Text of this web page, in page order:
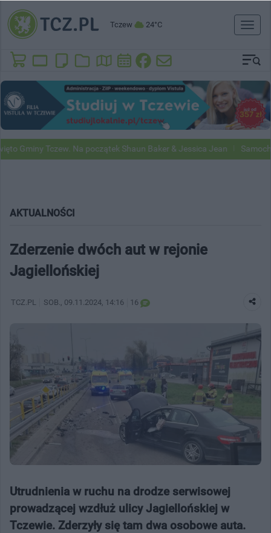
Tczew 24°C
Toggle
Tczew. Na początek Shaun Baker & Jessica Jean Samochody
AKTUALNOŚCI
Zderzenie dwóch aut w rejonie
Jagiellońskiej
TCZ.PL SOB. , 09.11.2024, 14:16 16
Utrudnienia w ruchu na drodze serwisowej
prowadzącej wzdłuż ulicy Jagiellońskiej w
Tczewie. Zderzyły się tam dwa osobowe auta.